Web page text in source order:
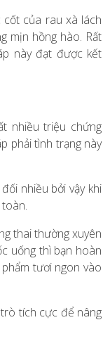
của rau xà lách
mịn hồng hào. Rất
này đạt được kết
nhiều triệu chứng
phải tình trạng này
nhiều bởi vậy khi
thai thường xuyên
uống thì bạn hoàn
tươi ngon vào
tích cực để nâng